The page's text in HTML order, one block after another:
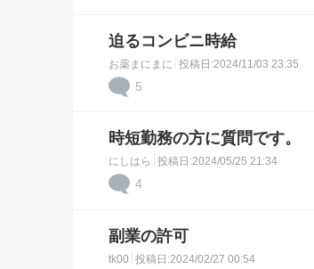
迫るコンビニ時給
お薬まにまに 投稿日:2024/11/03 23:35
5
時短勤務の方に質問です。
にしはら 投稿日:2024/05/25 21:34
4
副業の許可
tk00 投稿日:2024/02/27 00:54